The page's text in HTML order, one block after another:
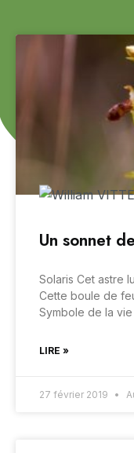
Un sonnet
Solaris Cet astre
Cette boule de
Symbole de la
LIRE »
27 février 2019